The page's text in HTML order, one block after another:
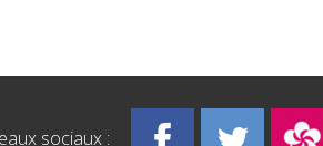
sociaux :